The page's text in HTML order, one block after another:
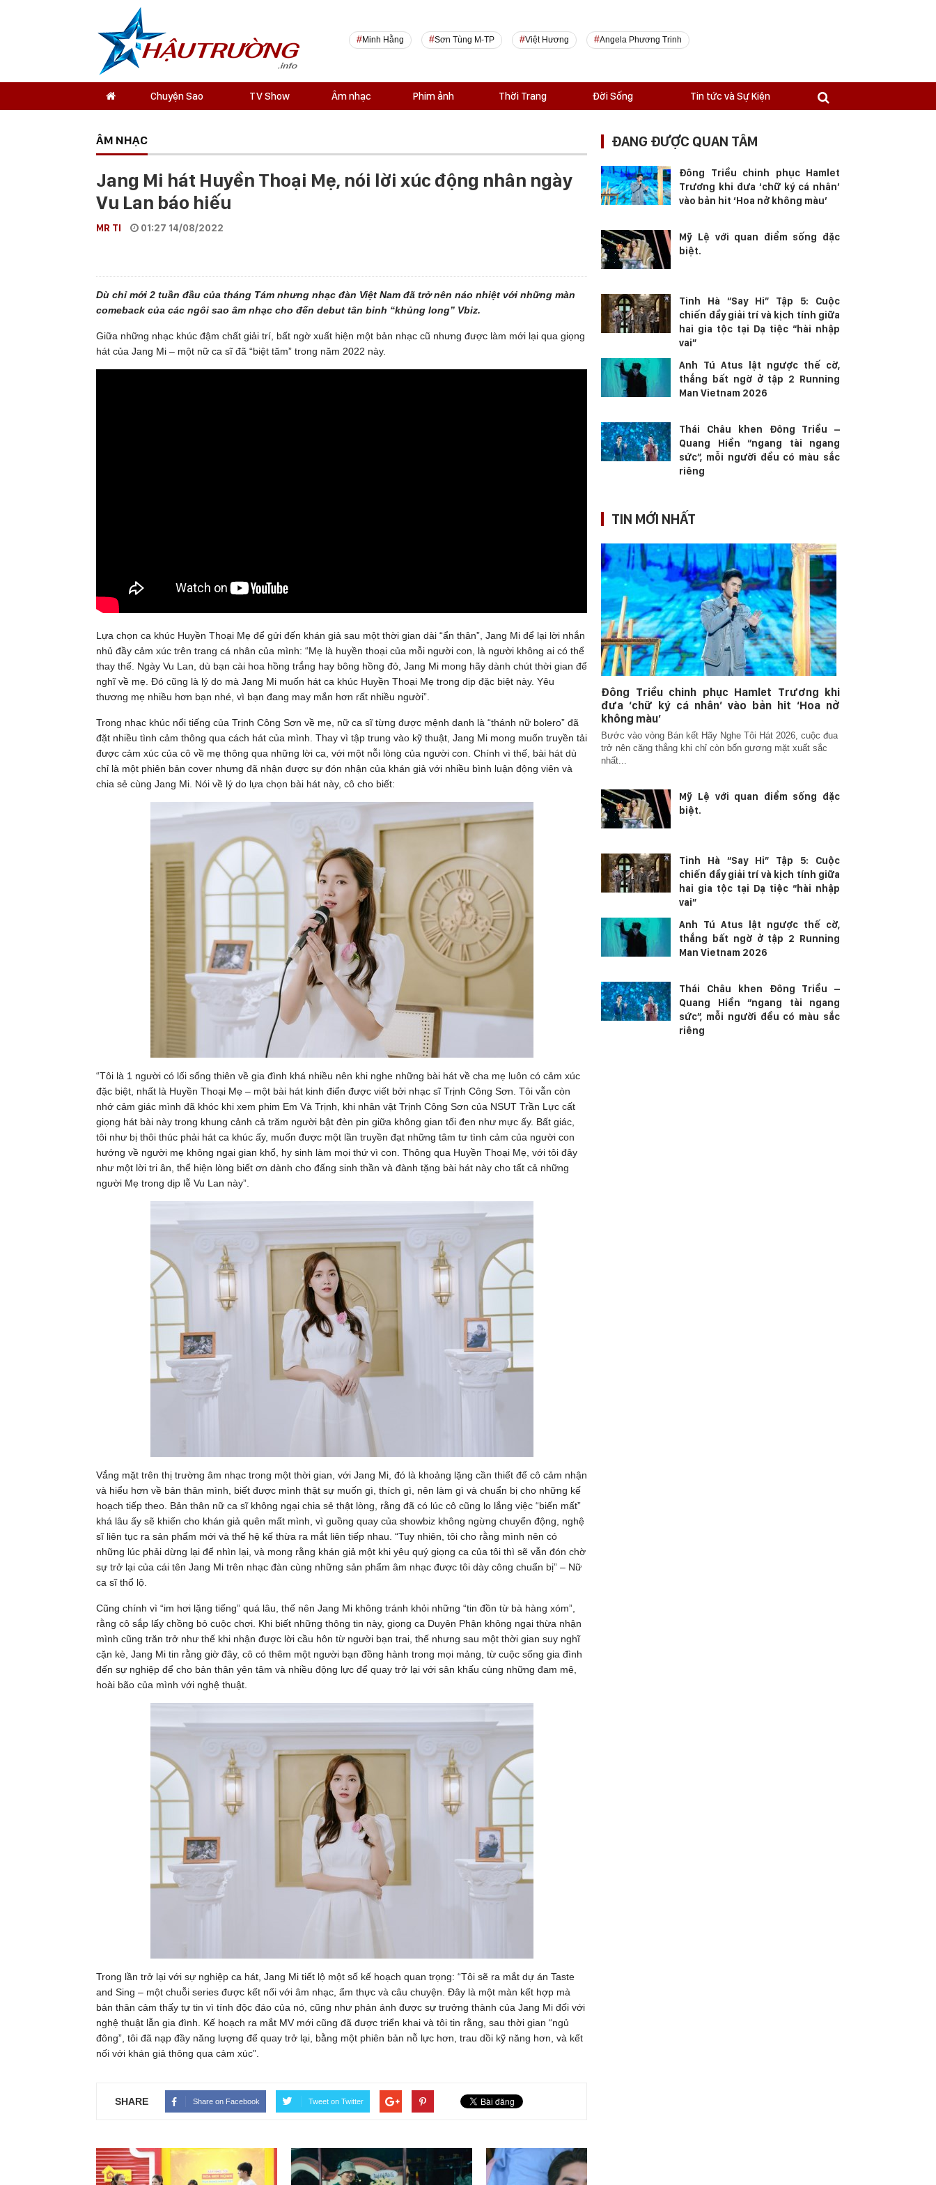
Minh Hằng Sơn Tùng M-TP Việt Hương Angela Phương Trinh
Chuyện Sao TV Show Âm nhạc Phim ảnh Thời Trang Đời Sống Tin tức và Sự Kiện
ÂM NHẠC
Jang Mi hát Huyền Thoại Mẹ, nói lời xúc động nhân ngày
Vu Lan báo hiếu
MR TI 01:27 14/08/2022
Dù chỉ mới 2 tuần đầu của tháng Tám nhưng nhạc đàn Việt Nam đã trở nên náo nhiệt với những màn
comeback của các ngôi sao âm nhạc cho đến debut tân binh “khủng long” Vbiz.
Giữa những nhạc khúc đậm chất giải trí, bất ngờ xuất hiện một bản nhạc cũ nhưng được làm mới lại qua giọng
hát của Jang Mi – một nữ ca sĩ đã “biệt tăm” trong năm 2022 này.
Lựa chọn ca khúc Huyền Thoại Mẹ để gửi đến khán giả sau một thời gian dài “ẩn thân”, Jang Mi để lại lời nhắn
nhủ đầy cảm xúc trên trang cá nhân của mình: “Mẹ là huyền thoại của mỗi người con, là người không ai có thể
thay thế. Ngày Vu Lan, dù bạn cài hoa hồng trắng hay bông hồng đỏ, Jang Mi mong hãy dành chút thời gian để
nghĩ về mẹ. Đó cũng là lý do mà Jang Mi muốn hát ca khúc Huyền Thoại Mẹ trong dịp đặc biệt này. Yêu
thương mẹ nhiều hơn bạn nhé, vì bạn đang may mắn hơn rất nhiều người”.
Trong nhạc khúc nổi tiếng của Trịnh Công Sơn về mẹ, nữ ca sĩ từng được mệnh danh là “thánh nữ bolero” đã
đặt nhiều tình cảm thông qua cách hát của mình. Thay vì tập trung vào kỹ thuật, Jang Mi mong muốn truyền tải
được cảm xúc của cô về mẹ thông qua những lời ca, với một nỗi lòng của người con. Chính vì thế, bài hát dù
chỉ là một phiên bản cover nhưng đã nhận được sự đón nhận của khán giả với nhiều bình luận động viên và
chia sẻ cùng Jang Mi. Nói về lý do lựa chọn bài hát này, cô cho biết:
“Tôi là 1 người có lối sống thiên về gia đình khá nhiều nên khi nghe những bài hát về cha mẹ luôn có cảm xúc
đặc biệt, nhất là Huyền Thoại Mẹ – một bài hát kinh điển được viết bởi nhạc sĩ Trịnh Công Sơn. Tôi vẫn còn
nhớ cảm giác mình đã khóc khi xem phim Em Và Trịnh, khi nhân vật Trịnh Công Sơn của NSUT Trần Lực cất
giọng hát bài này trong khung cảnh cả trăm người bật đèn pin giữa không gian tối đen như mực ấy. Bất giác,
tôi như bị thôi thúc phải hát ca khúc ấy, muốn được một lần truyền đạt những tâm tư tình cảm của người con
hướng về người mẹ không ngại gian khổ, hy sinh làm mọi thứ vì con. Thông qua Huyền Thoại Mẹ, với tôi đây
như một lời tri ân, thể hiện lòng biết ơn dành cho đấng sinh thần và đành tặng bài hát này cho tất cả những
người Mẹ trong dịp lễ Vu Lan này”.
Vắng mặt trên thị trường âm nhạc trong một thời gian, với Jang Mi, đó là khoảng lặng cần thiết để cô cảm nhận
và hiểu hơn về bản thân mình, biết được mình thật sự muốn gì, thích gì, nên làm gì và chuẩn bị cho những kế
hoạch tiếp theo. Bản thân nữ ca sĩ không ngại chia sẻ thật lòng, rằng đã có lúc cô cũng lo lắng việc “biến mất”
khá lâu ấy sẽ khiến cho khán giả quên mất mình, vì guồng quay của showbiz không ngừng chuyển động, nghệ
sĩ liên tục ra sản phẩm mới và thế hệ kế thừa ra mắt liên tiếp nhau. “Tuy nhiên, tôi cho rằng mình nên có
những lúc phải dừng lại để nhìn lại, và mong rằng khán giả một khi yêu quý giọng ca của tôi thì sẽ vẫn đón chờ
sự trở lại của cái tên Jang Mi trên nhạc đàn cùng những sản phẩm âm nhạc được tôi dày công chuẩn bị” – Nữ
ca sĩ thổ lộ.
Cũng chính vì “im hơi lặng tiếng” quá lâu, thế nên Jang Mi không tránh khỏi những “tin đồn từ bà hàng xóm”,
rằng cô sắp lấy chồng bỏ cuộc chơi. Khi biết những thông tin này, giọng ca Duyên Phận không ngại thừa nhận
mình cũng trăn trở như thế khi nhận được lời cầu hôn từ người bạn trai, thế nhưng sau một thời gian suy nghĩ
cặn kè, Jang Mi tin rằng giờ đây, cô có thêm một người bạn đồng hành trong mọi mảng, từ cuộc sống gia đình
đến sự nghiệp để cho bản thân yên tâm và nhiều động lực để quay trở lại với sân khấu cùng những đam mê,
hoài bão của mình với nghệ thuật.
Trong lần trở lại với sự nghiệp ca hát, Jang Mi tiết lộ một số kế hoạch quan trọng: “Tôi sẽ ra mắt dự án Taste
and Sing – một chuỗi series được kết nối với âm nhạc, ẩm thực và câu chuyện. Đây là một màn kết hợp mà
bản thân cảm thấy tự tin vì tính độc đáo của nó, cũng như phản ánh được sự trưởng thành của Jang Mi đối với
nghệ thuật lẫn gia đình. Kế hoạch ra mắt MV mới cũng đã được triển khai và tôi tin rằng, sau thời gian “ngủ
đông”, tôi đã nạp đầy năng lượng để quay trở lại, bằng một phiên bản nỗ lực hơn, trau dồi kỹ năng hơn, và kết
nối với khán giả thông qua cảm xúc”.
SHARE Share on Facebook Tweet on Twitter
ĐANG ĐƯỢC QUAN TÂM
Đông Triều chinh phục Hamlet
Trương khi đưa ‘chữ ký cá nhân’
vào bản hit ‘Hoa nở không màu’
Mỹ Lệ với quan điểm sống đặc
biệt.
Tinh Hà “Say Hi” Tập 5: Cuộc
chiến đầy giải trí và kịch tính giữa
hai gia tộc tại Dạ tiệc “hài nhập
vai”
Anh Tú Atus lật ngược thế cờ,
thắng bất ngờ ở tập 2 Running
Man Vietnam 2026
Thái Châu khen Đông Triều –
Quang Hiền “ngang tài ngang
sức”, mỗi người đều có màu sắc
riêng
TIN MỚI NHẤT
Đông Triều chinh phục Hamlet Trương khi
đưa ‘chữ ký cá nhân’ vào bản hit ‘Hoa nở
không màu’
Bước vào vòng Bán kết Hãy Nghe Tôi Hát 2026, cuộc đua
trở nên căng thẳng khi chỉ còn bốn gương mặt xuất sắc
nhất...
Mỹ Lệ với quan điểm sống đặc
biệt.
Tinh Hà “Say Hi” Tập 5: Cuộc
chiến đầy giải trí và kịch tính giữa
hai gia tộc tại Dạ tiệc “hài nhập
vai”
Anh Tú Atus lật ngược thế cờ,
thắng bất ngờ ở tập 2 Running
Man Vietnam 2026
Thái Châu khen Đông Triều –
Quang Hiền “ngang tài ngang
sức”, mỗi người đều có màu sắc
riêng